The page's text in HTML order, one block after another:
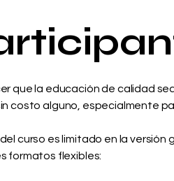
que la educación de calidad
costo alguno, especialmente
curso es limitado en la
formatos flexibles: